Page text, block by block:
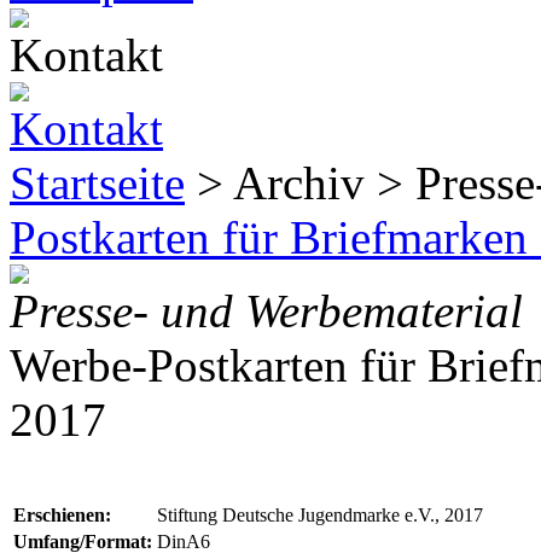
Startseite > Archiv >
Postkarten für
Presse- und Werbematerial
Werbe-Postkarten für
2017
Erschienen:
Stiftung Deutsche Jugendmarke e.V., 2017
Umfang/Format: DinA6